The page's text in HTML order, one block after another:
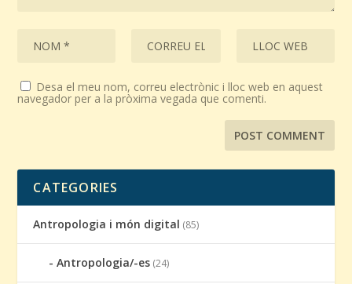
Desa el meu nom, correu electrònic i lloc web en aquest
navegador per a la pròxima vegada que comenti.
CATEGORIES
Antropologia i món digital (85)
Antropologia/-es (24)